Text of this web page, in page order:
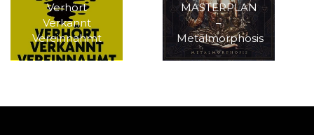
Verhört
Verkannt
Vereinnahmt
MASTERPLAN
–
Metalmorphosis